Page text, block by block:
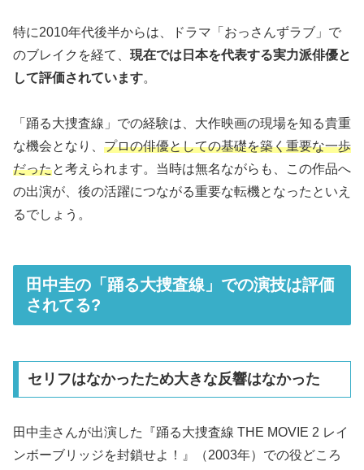
特に2010年代後半からは、ドラマ「おっさんずラブ」で
のブレイクを経て、 現在では日本を代表する実力派俳優と
して評価されています。
「踊る大捜査線」での経験は、大作映画の現場を知る貴重
な機会となり、 プロの俳優としての基礎を築く重要な一歩
だったと考えられます。当時は無名ながらも、この作品へ
の出演が、後の活躍につながる重要な転機となったといえ
るでしょう。
田中圭の「踊る大捜査線」での演技は評価
されてる?
セリフはなかったため大きな反響はなかった
田中圭さんが出演した『踊る大捜査線 THE MOVIE 2 レイ
ンボーブリッジを封鎖せよ！』（2003年）での役どころ